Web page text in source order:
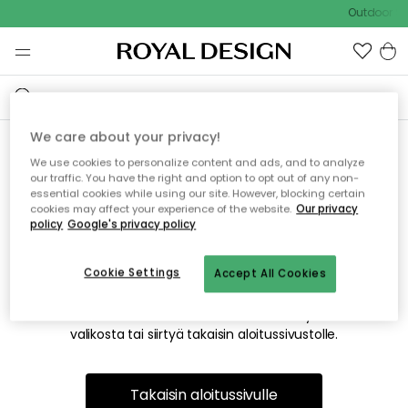
Outdoor
Emme valitettavasti löydä
etsimääsi sivua
Tämä voi johtua siitä, että sivua ei enää ole tai siitä, että se
on siirretty muualle. Pahoittelemme tästä mahdollisesti
valikosta tai siirtyä takaisin aloitussivustolle.
Takaisin aloitussivulle
We care about your privacy!
We use cookies to personalize content and ads, and to analyze
our traffic. You have the right and option to opt out of any non-
essential cookies while using our site. However, blocking certain
cookies may affect your experience of the website. Our privacy
policy Google's privacy policy
Accept All Cookies
Cookie Settings